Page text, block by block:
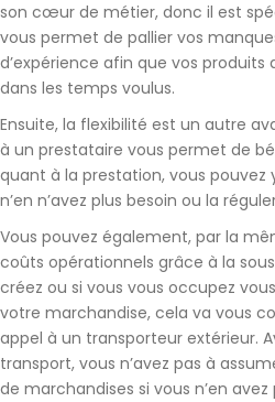
son cœur de métier, donc il est
vous permet de pallier vos
d’expérience afin que vos produits
dans les temps voulus.
Ensuite, la flexibilité est un autre
à un prestataire vous permet de
quant à la prestation, vous
n’en n’avez plus besoin ou la
Vous pouvez également, par la
coûts opérationnels grâce à la
créez ou si vous vous occupez
votre marchandise, cela va vous
appel à un transporteur extérieur.
transport, vous n’avez pas à
de marchandises si vous n’en avez